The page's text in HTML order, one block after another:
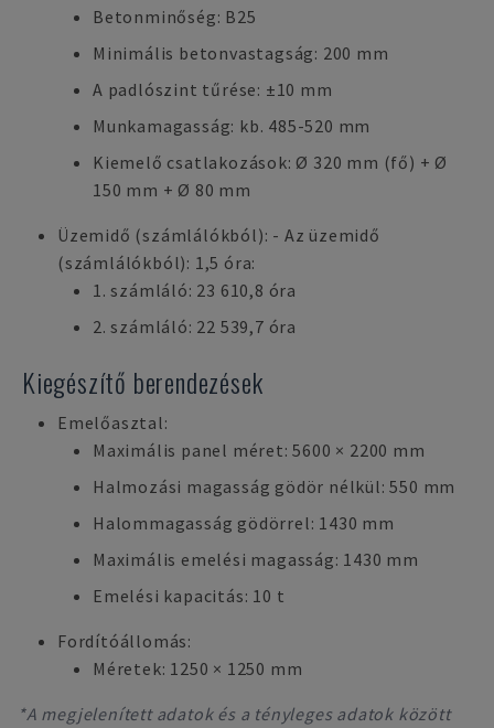
Betonminőség: B25
Minimális betonvastagság: 200 mm
A padlószint tűrése: ±10 mm
Munkamagasság: kb. 485-520 mm
Kiemelő csatlakozások: Ø 320 mm (fő) + Ø
150 mm + Ø 80 mm
Üzemidő (számlálókból): - Az üzemidő
(számlálókból): 1,5 óra:
1. számláló: 23 610,8 óra
2. számláló: 22 539,7 óra
Kiegészítő berendezések
Emelőasztal:
Maximális panel méret: 5600 × 2200 mm
Halmozási magasság gödör nélkül: 550 mm
Halommagasság gödörrel: 1430 mm
Maximális emelési magasság: 1430 mm
Emelési kapacitás: 10 t
Fordítóállomás:
Méretek: 1250 × 1250 mm
*A megjelenített adatok és a tényleges adatok között